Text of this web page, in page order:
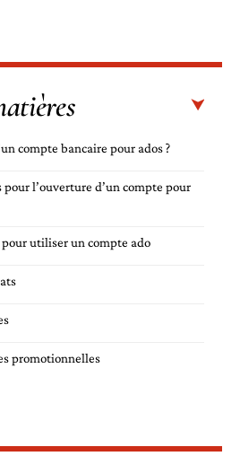
compte bancaire pour ados ?
l’ouverture d’un compte pour
utiliser un compte ado
promotionnelles